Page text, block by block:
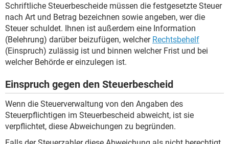
Schriftliche Steuerbescheide müssen die festgesetzte Steuer
nach Art und Betrag bezeichnen sowie angeben, wer die
Steuer schuldet. Ihnen ist außerdem eine Information
(Belehrung) darüber beizufügen, welcher Rechtsbehelf
(Einspruch) zulässig ist und binnen welcher Frist und bei
welcher Behörde er einzulegen ist.
Einspruch gegen den Steuerbescheid
Wenn die Steuerverwaltung von den Angaben des
Steuerpflichtigen im Steuerbescheid abweicht, ist sie
verpflichtet, diese Abweichungen zu begründen.